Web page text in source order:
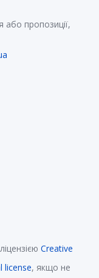
пропозиції,
Creative
license, якщо не